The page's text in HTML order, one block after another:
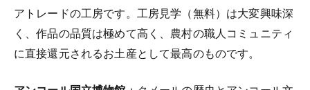
アトレードの工房です。工房見学（無料）は大変興味深
く、作品の品質は極めて高く、農村の職人コミュニティ
に直接還元されるお土産として最高のものです。